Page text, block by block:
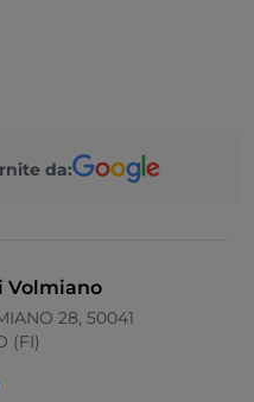
da:
Volmiano
28, 50041
(FI)